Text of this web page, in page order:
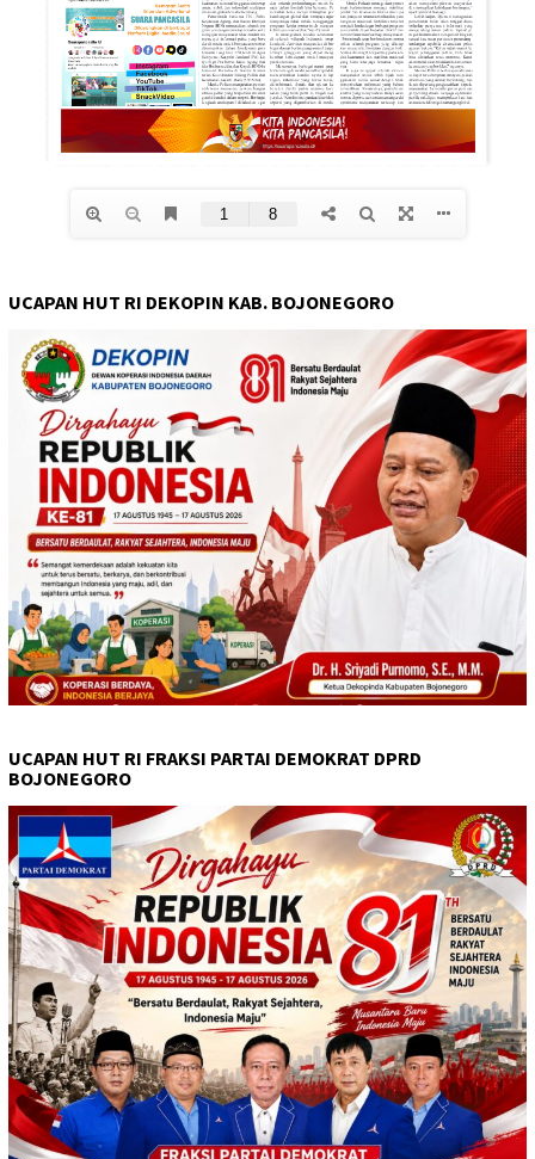
UCAPAN HUT RI DEKOPIN KAB. BOJONEGORO
UCAPAN HUT RI FRAKSI PARTAI DEMOKRAT DPRD
BOJONEGORO